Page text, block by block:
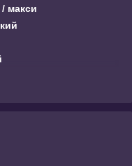
макси